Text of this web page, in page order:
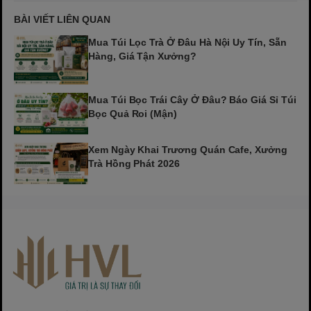
BÀI VIẾT LIÊN QUAN
Mua Túi Lọc Trà Ở Đâu Hà Nội Uy Tín, Sẵn
Hàng, Giá Tận Xưởng?
Mua Túi Bọc Trái Cây Ở Đâu? Báo Giá Sỉ Túi
Bọc Quả Roi (Mận)
Xem Ngày Khai Trương Quán Cafe, Xưởng
Trà Hồng Phát 2026